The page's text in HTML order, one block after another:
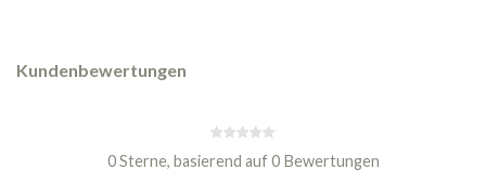
Kundenbewertungen
0 Sterne, basierend auf 0 Bewertungen